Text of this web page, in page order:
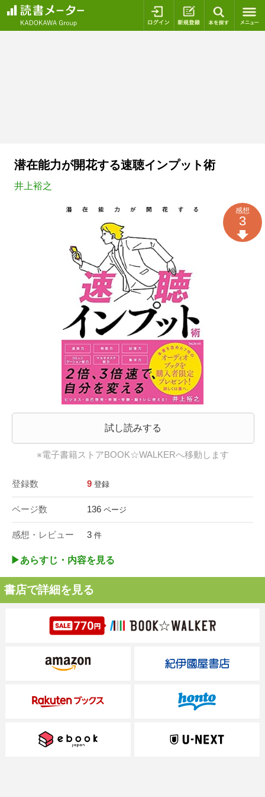
ログイン 新規登録
潜在能力が開花する速聴インプット術
井上裕之
試し読みする
※電子書籍ストアBOOK☆WALKERへ移動します
登録数 9 登録
ページ数 136 ページ
感想・レビュー 3 件
感想
3
▶︎あらすじ・内容を見る
書店で詳細を見る